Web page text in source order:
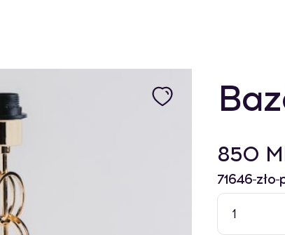
850
71646-
1